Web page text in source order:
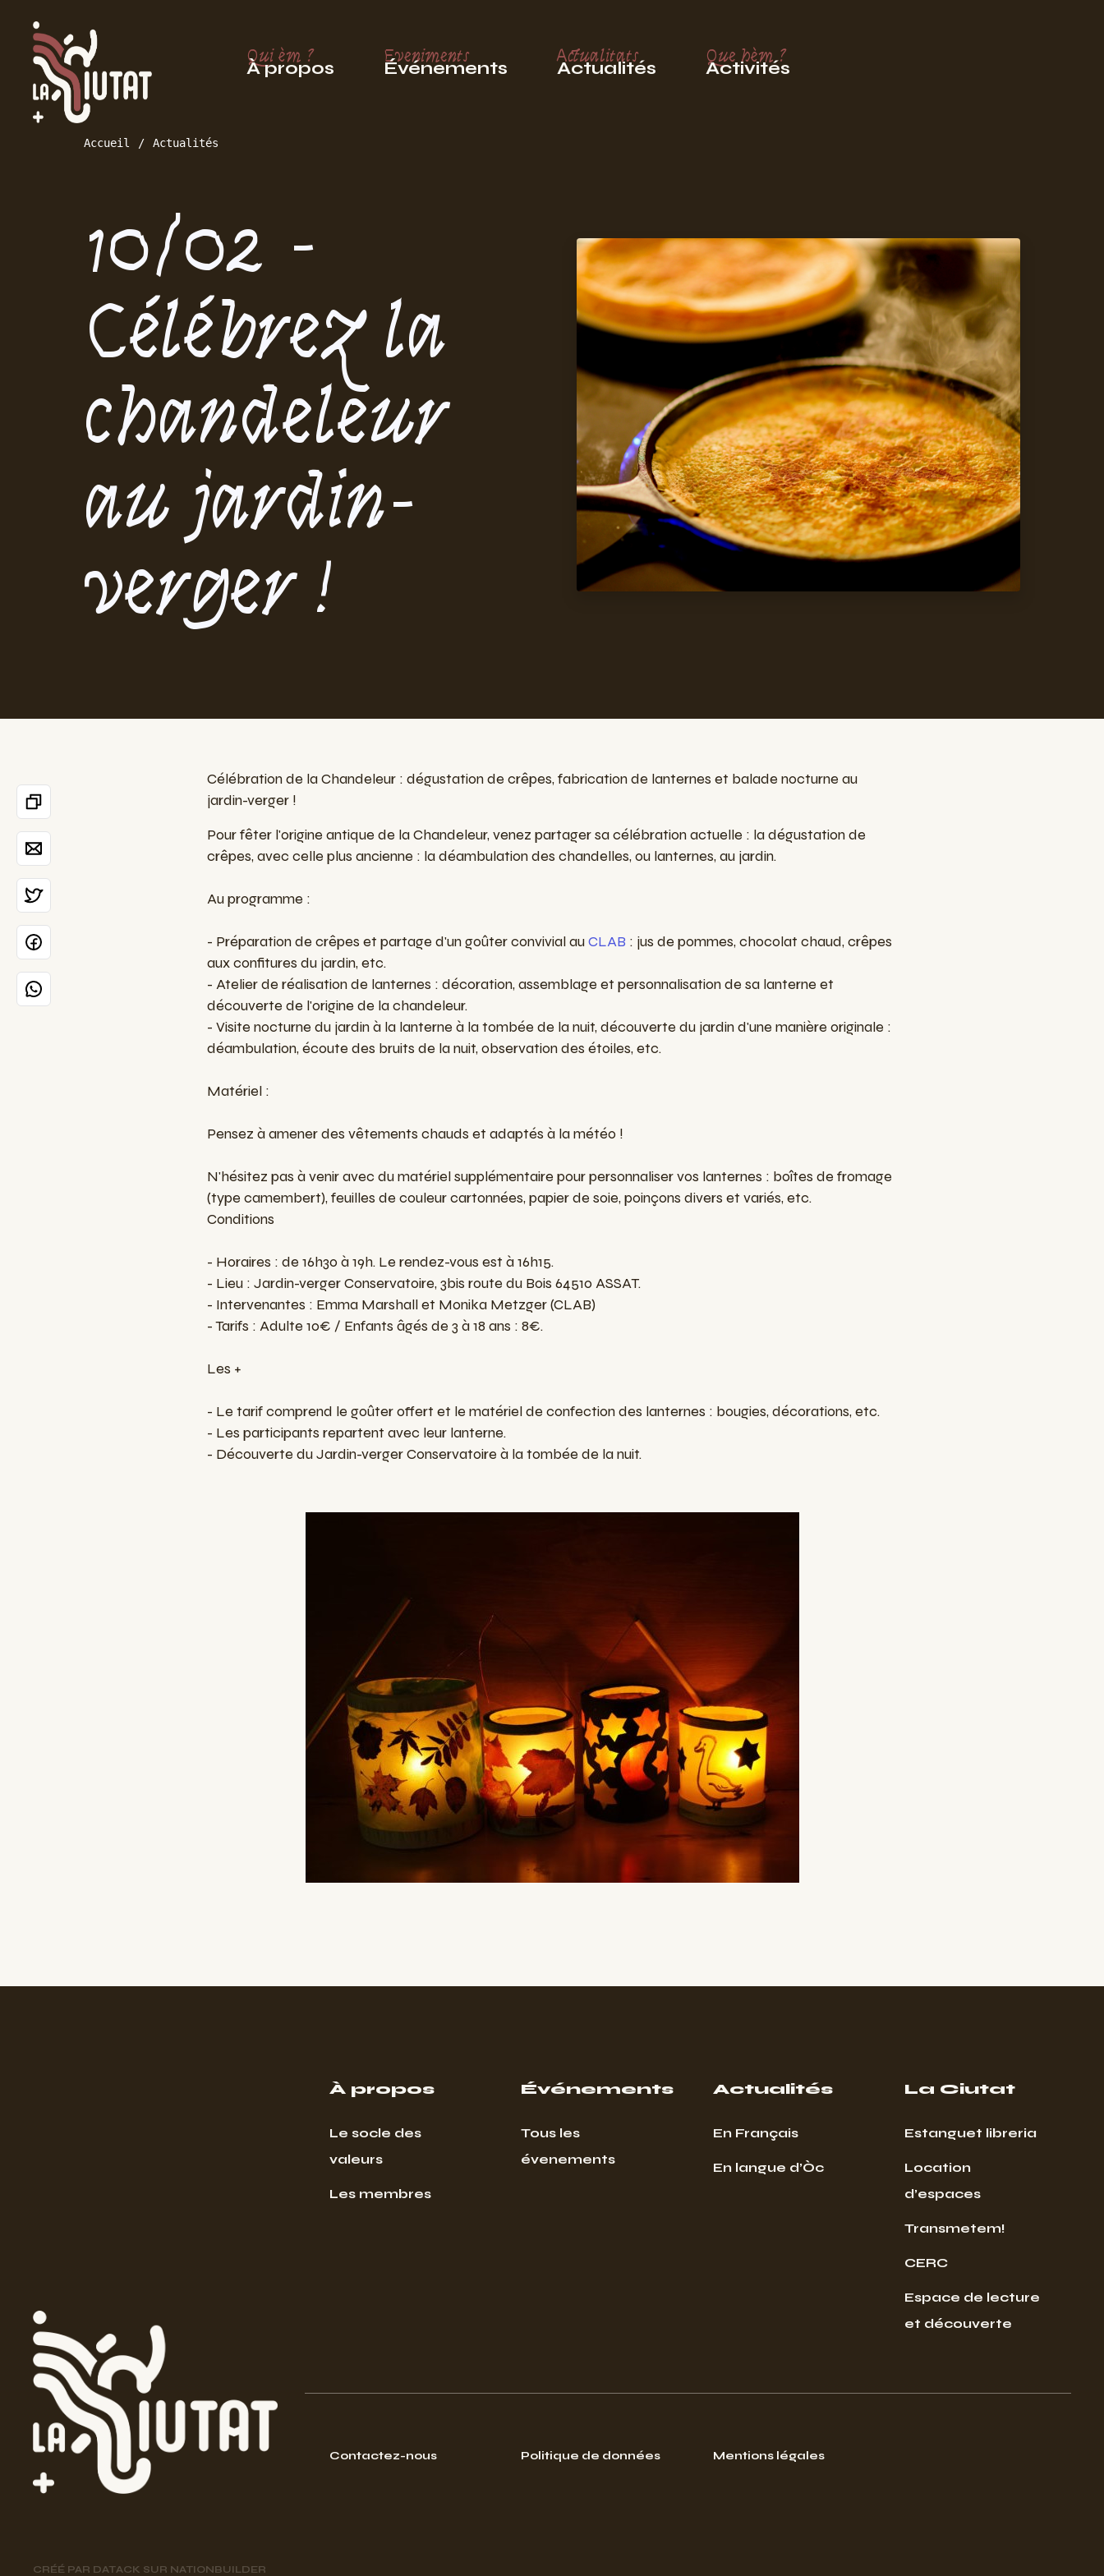
Qui èm ?
À propos
Eveniments
Événements
Actualitats
Actualités
Que hèm ?
Activités
Accueil Actualités
10/02 -
Célébrez la
chandeleur
au jardin-
verger !
Célébration de la Chandeleur : dégustation de crêpes, fabrication de lanternes et balade nocturne au
jardin-verger !
Pour fêter l'origine antique de la Chandeleur, venez partager sa célébration actuelle : la dégustation de
crêpes, avec celle plus ancienne : la déambulation des chandelles, ou lanternes, au jardin.
Au programme :
- Préparation de crêpes et partage d'un goûter convivial auCLAB : jus de pommes, chocolat chaud, crêpes
aux confitures du jardin, etc.
- Atelier de réalisation de lanternes : décoration, assemblage et personnalisation de sa lanterne et
découverte de l'origine de la chandeleur.
- Visite nocturne du jardin à la lanterne à la tombée de la nuit, découverte du jardin d'une manière originale :
déambulation, écoute des bruits de la nuit, observation des étoiles, etc.
Matériel :
Pensez à amener des vêtements chauds et adaptés à la météo !
N'hésitez pas à venir avec du matériel supplémentaire pour personnaliser vos lanternes : boîtes de fromage
(type camembert), feuilles de couleur cartonnées, papier de soie, poinçons divers et variés, etc.
Conditions
- Horaires : de 16h30 à 19h. Le rendez-vous est à 16h15.
- Lieu : Jardin-verger Conservatoire, 3bis route du Bois 64510 ASSAT.
- Intervenantes : Emma Marshall et Monika Metzger (CLAB)
- Tarifs : Adulte 10€ / Enfants âgés de 3 à 18 ans : 8€.
Les +
- Le tarif comprend le goûter offert et le matériel de confection des lanternes : bougies, décorations, etc.
- Les participants repartent avec leur lanterne.
- Découverte du Jardin-verger Conservatoire à la tombée de la nuit.
À propos
Le socle des
valeurs
Les membres
Événements
Tous les
évenements
Actualités
En Français
En langue d’Òc
La Ciutat
Estanguet libreria
Location
d’espaces
Transmetem!
CERC
Espace de lecture
et découverte
Contactez-nous Politique de données Mentions légales
CRÉÉ PAR DATACK SUR NATIONBUILDER